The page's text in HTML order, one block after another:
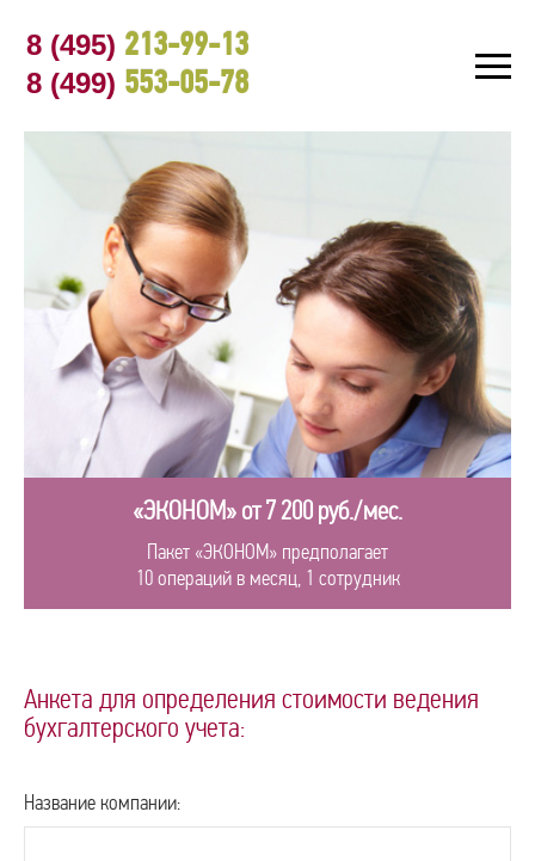
8 (495) 213-99-13
8 (499) 553-05-78
«ЭКОНОМ» от 7 200 руб./мес.
Пакет «ЭКОНОМ» предполагает
10 операций в месяц, 1 сотрудник
Анкета для определения стоимости ведения
бухгалтерского учета:
Название компании: